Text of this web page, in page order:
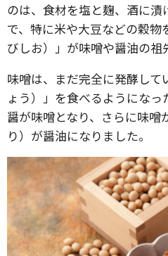
のは、食材を塩と麹、酒に
で、特に米や大豆などの穀物
びしお）」が味噌や醤油の祖
味噌は、まだ完全に発酵して
ょう）」を食べるようにな
醤が味噌となり、さらに味噌
り）が醤油になりました。